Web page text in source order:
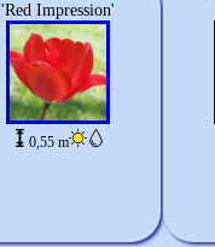
'Red Impression'
0,55 m